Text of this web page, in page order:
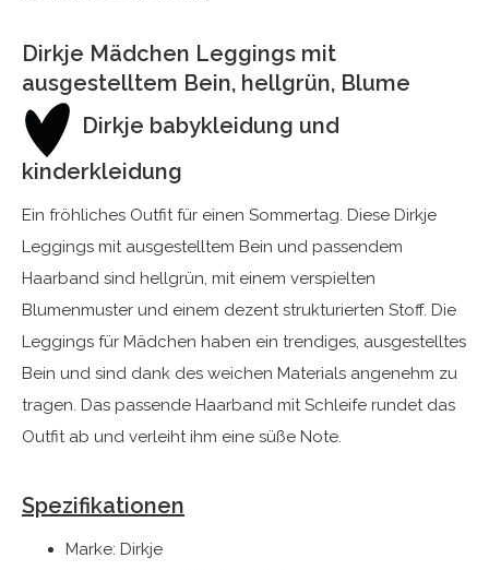
Dirkje Mädchen Leggings mit
ausgestelltem Bein, hellgrün, Blume
Dirkje babykleidung und
kinderkleidung
Ein fröhliches Outfit für einen Sommertag. Diese Dirkje
Leggings mit ausgestelltem Bein und passendem
Haarband sind hellgrün, mit einem verspielten
Blumenmuster und einem dezent strukturierten Stoff. Die
Leggings für Mädchen haben ein trendiges, ausgestelltes
Bein und sind dank des weichen Materials angenehm zu
tragen. Das passende Haarband mit Schleife rundet das
Outfit ab und verleiht ihm eine süße Note.
Spezifikationen
Marke: Dirkje